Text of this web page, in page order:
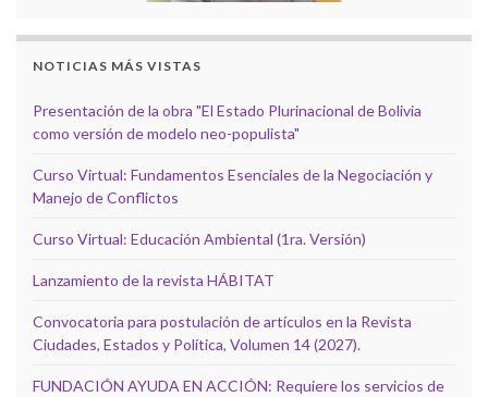
NOTICIAS MÁS VISTAS
Presentación de la obra "El Estado Plurinacional de Bolivia
como versión de modelo neo-populista"
Curso Virtual: Fundamentos Esenciales de la Negociación y
Manejo de Conflictos
Curso Virtual: Educación Ambiental (1ra. Versión)
Lanzamiento de la revista HÁBITAT
Convocatoria para postulación de artículos en la Revista
Ciudades, Estados y Política, Volumen 14 (2027).
FUNDACIÓN AYUDA EN ACCIÓN: Requiere los servicios de